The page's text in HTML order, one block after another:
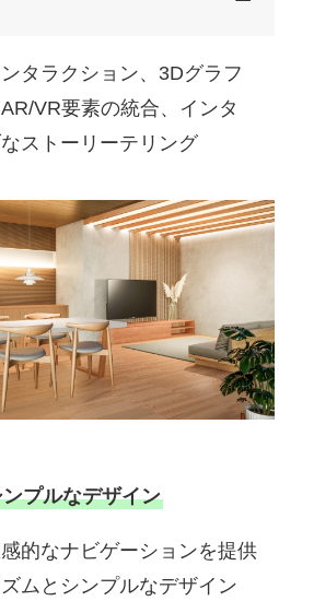
タラクション、3Dグラフ
VR要素の統合、インタ
ストーリーテリング
プルなデザイン
的なナビゲーションを提供
ムとシンプルなデザイン